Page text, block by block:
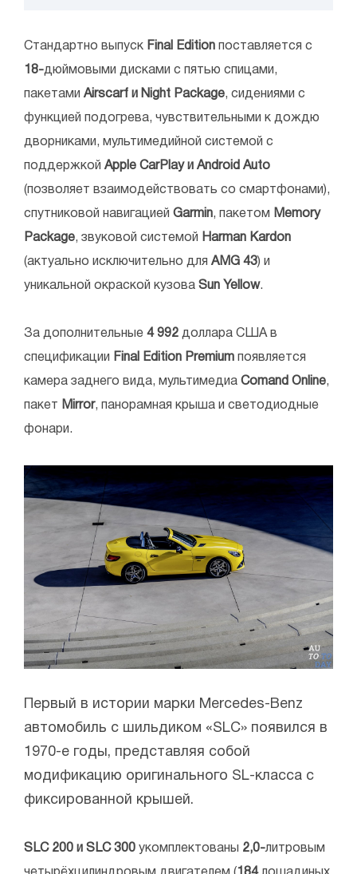
Стандартно выпуск Final Edition поставляется с
18-дюймовыми дисками с пятью спицами,
пакетами Airscarf и Night Package, сидениями с
функцией подогрева, чувствительными к дождю
дворниками, мультимедийной системой с
поддержкой Apple CarPlay и Android Auto
(позволяет взаимодействовать со смартфонами),
спутниковой навигацией Garmin, пакетом Memory
Package, звуковой системой Harman Kardon
(актуально исключительно для AMG 43) и
уникальной окраской кузова Sun Yellow.
За дополнительные 4 992 доллара США в
спецификации Final Edition Premium появляется
камера заднего вида, мультимедиа Comand Online,
пакет Mirror, панорамная крыша и светодиодные
фонари.
Первый в истории марки Mercedes-Benz
автомобиль с шильдиком «SLC» появился в
1970-е годы, представляя собой
модификацию оригинального SL-класса с
фиксированной крышей.
SLC 200 и SLC 300 укомплектованы 2,0-литровым